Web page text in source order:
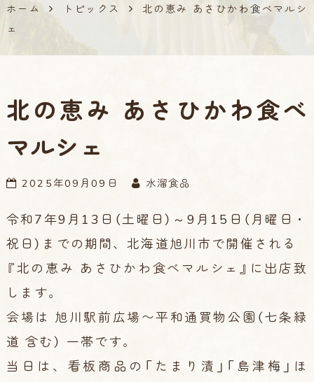
ホーム トピックス
北の恵み あさひかわ食べマルシ
ェ
北の恵み あさひかわ食べ
マルシェ
2025年09月09日 水溜食品
令和7年9月13日（土曜日）～9月15日（月曜日・
祝日）までの期間、北海道旭川市で開催される
『北の恵み あさひかわ食べマルシェ』に出店致
します。
会場は 旭川駅前広場〜平和通買物公園（七条緑
道 含む） 一帯です。
当日は、看板商品の「たまり漬」「島津梅」ほ